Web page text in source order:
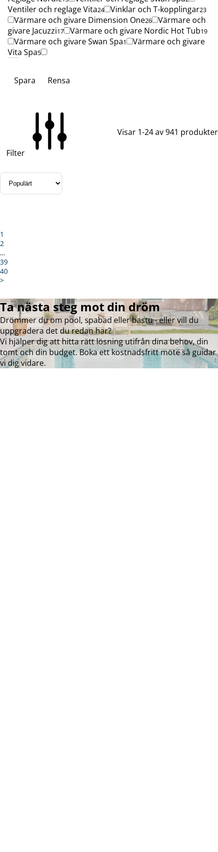
Ventiler och reglage Vita24 Vinklar och T-kopplingar23
Värmare och givare Dimension One26
Värmare och
givare Jacuzzi17 Värmare och givare Nordic Hot Tub19
Värmare och givare Swan Spa1
Värmare och givare
Vita Spa5
Spara Rensa
Filter
Visar 1-24 av 941 produkter
1
2
…
39
40
>
Ta nästa steg mot din dröm
Drömmer du om pool, spabad eller bastu - eller vill du
uppgradera det du redan har?
Vi hjälper dig att hitta rätt lösning utifrån dina behov, din
tomt och din budget. Boka ett kostnadsfritt möte så guidar
vi dig vidare.